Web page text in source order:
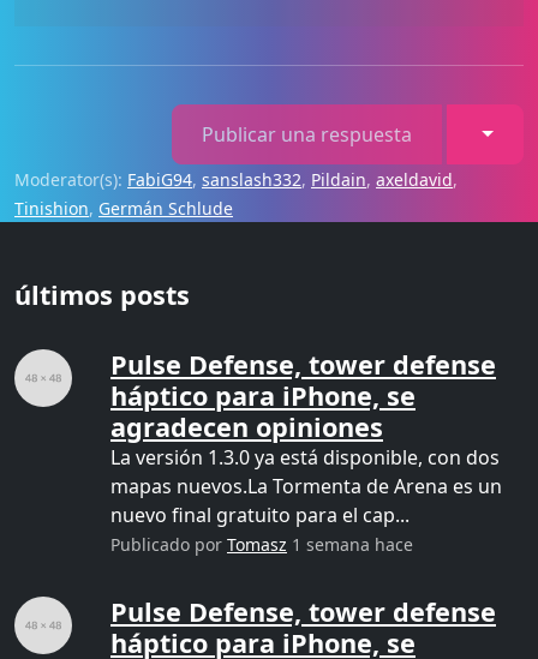
Publicar una respuesta
Moderator(s): FabiG94, sanslash332, Pildain, axeldavid,
Tinishion, Germán Schlude
últimos posts
Pulse Defense, tower defense
háptico para iPhone, se
agradecen opiniones
La versión 1.3.0 ya está disponible, con dos
mapas nuevos.La Tormenta de Arena es un
nuevo final gratuito para el cap...
Publicado por Tomasz 1 semana hace
Pulse Defense, tower defense
háptico para iPhone, se